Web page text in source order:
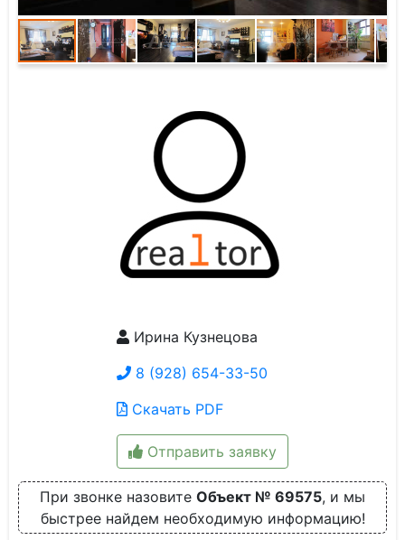
Ирина Кузнецова
8 (928) 654-33-50
Скачать PDF
Отправить заявку
При звонке назовите Объект № 69575, и мы
быстрее найдем необходимую информацию!